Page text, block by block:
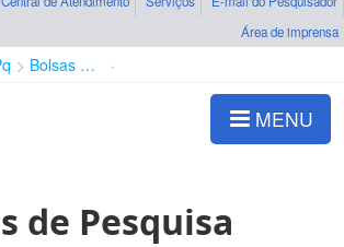
Área de imprensa
Bolsas e Auxílios Vigentes
MENU
de Pesquisa